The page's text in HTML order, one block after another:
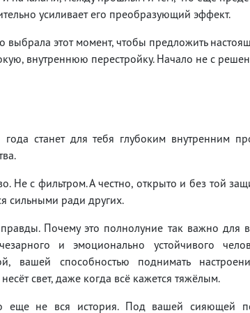
усиливает его преобразующий эффект.
этот момент, чтобы предложить
внутреннюю перестройку. Начало не с
станет для тебя глубоким внутренним
Не с фильтром. А честно, открыто и без той
сильными ради других.
Почему это полнолуние так важно для
и эмоционально устойчивого
вашей способностью поднимать
свет, даже когда всё кажется тяжёлым.
еще не вся история. Под вашей сияющей